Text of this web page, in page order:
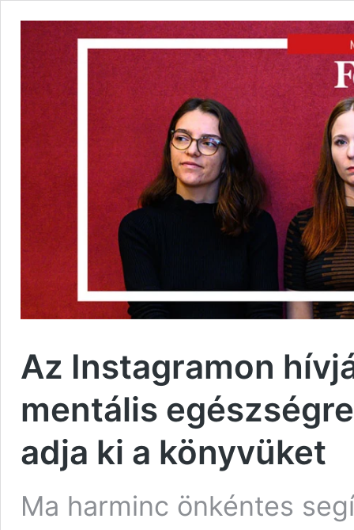
Az Instagramon
mentális
adja ki a könyvüket
Ma harminc önkéntes